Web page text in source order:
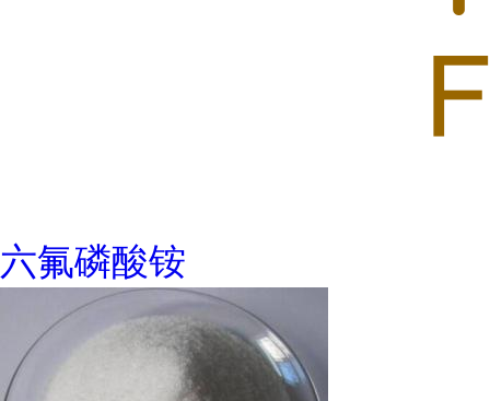
六氟磷酸铵